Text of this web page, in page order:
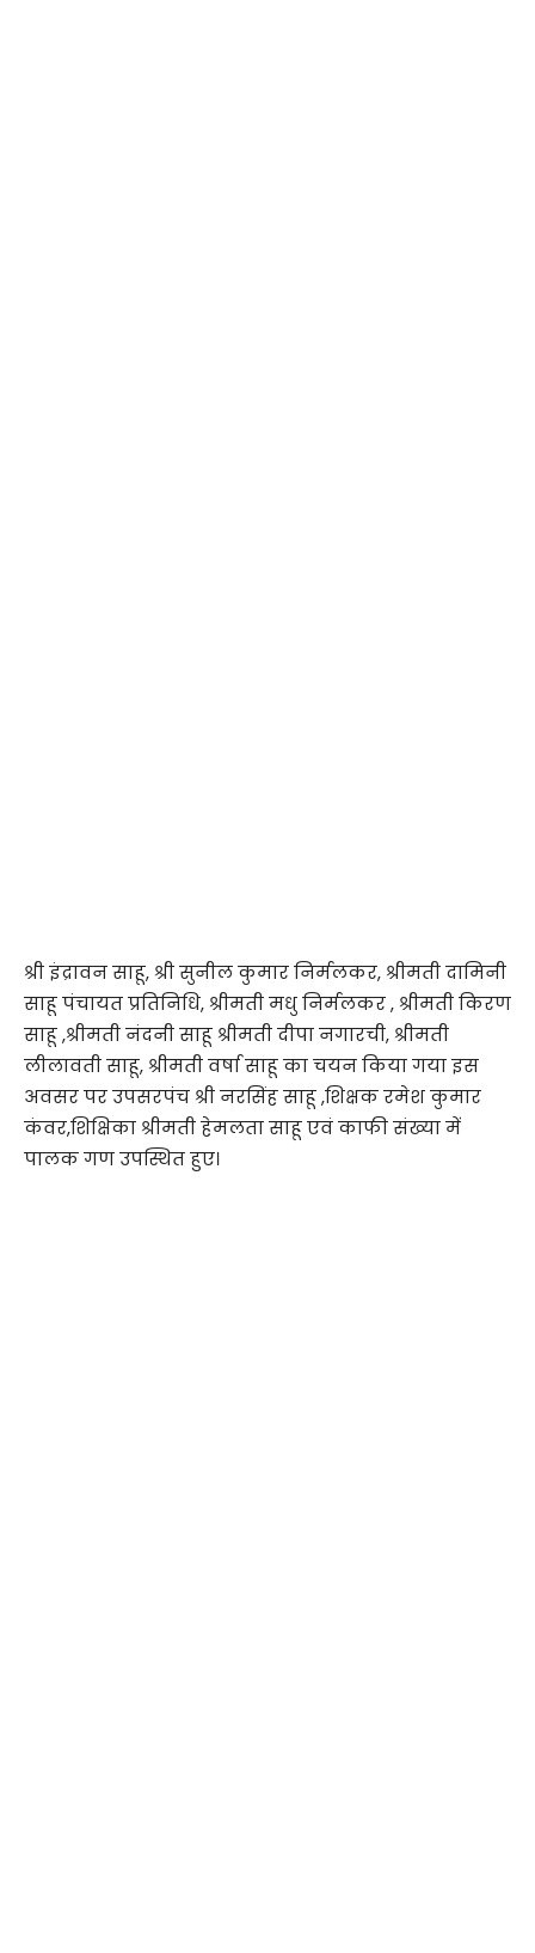
श्री इंद्रावन साहू, श्री सुनील कुमार निर्मलकर, श्रीमती दामिनी
साहू पंचायत प्रतिनिधि, श्रीमती मधु निर्मलकर , श्रीमती किरण
साहू ,श्रीमती नंदनी साहू श्रीमती दीपा नगारची, श्रीमती
लीलावती साहू, श्रीमती वर्षा साहू का चयन किया गया इस
अवसर पर उपसरपंच श्री नरसिंह साहू ,शिक्षक रमेश कुमार
कंवर,शिक्षिका श्रीमती हेमलता साहू एवं काफी संख्या में
पालक गण उपस्थित हुए।